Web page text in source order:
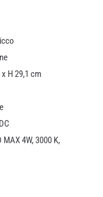
H 29,1 cm
4W, 3000 K,